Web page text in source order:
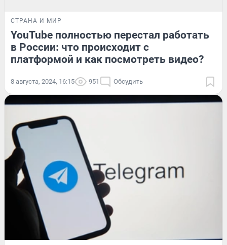
СТРАНА И МИР
YouTube полностью перестал работать
в России: что происходит с
платформой и как посмотреть видео?
8 августа, 2024, 16:15 951 Обсудить